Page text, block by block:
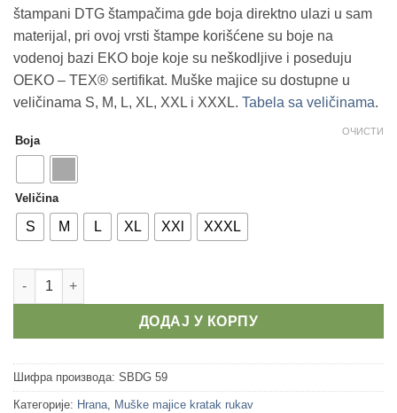
štampani DTG štampačima gde boja direktno ulazi u sam
materijal, pri ovoj vrsti štampe korišćene su boje na
vodenoj bazi EKO boje koje su neškodljive i poseduju
OEKO – TEX® sertifikat. Muške majice su dostupne u
veličinama S, M, L, XL, XXL i XXXL. Tabela sa veličinama.
Boja
Veličina
S M L XL XXl XXXL
ОЧИСТИ
Muške majice - Stand back Dad is Grilling количина
ДОДАЈ У КОРПУ
Шифра производа: SBDG 59
Категорије: Hrana, Muške majice kratak rukav